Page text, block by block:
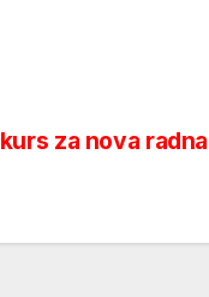
za nova